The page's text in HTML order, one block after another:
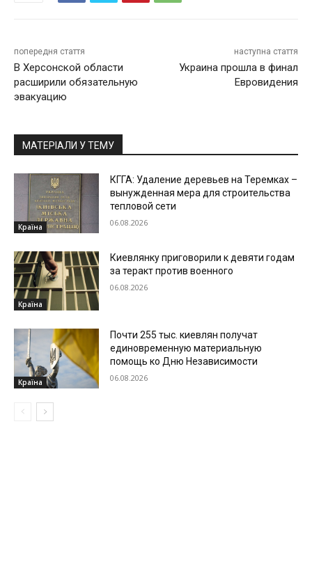
попередня стаття
В Херсонской области
расширили обязательную
эвакуацию
наступна стаття
Украина прошла в финал
Евровидения
МАТЕРІАЛИ У ТЕМУ
Країна
КГГА: Удаление деревьев на Теремках –
вынужденная мера для строительства
тепловой сети
06.08.2026
Країна
Киевлянку приговорили к девяти годам
за теракт против военного
06.08.2026
Країна
Почти 255 тыс. киевлян получат
единовременную материальную
помощь ко Дню Независимости
06.08.2026